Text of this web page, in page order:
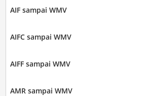
AIF sampai WMV
AIFC sampai WMV
AIFF sampai WMV
AMR sampai WMV